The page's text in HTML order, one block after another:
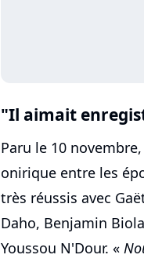
"Il aimait
Paru le 10
onirique entre les
très réussis avec
Daho, Benjamin
Youssou N'Dour. «